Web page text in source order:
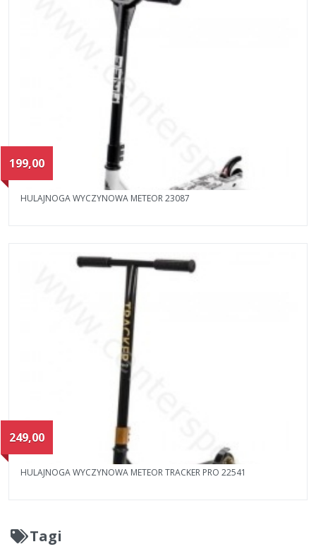
199,00
HULAJNOGA WYCZYNOWA METEOR 23087
249,00
HULAJNOGA WYCZYNOWA METEOR TRACKER PRO 22541
Tagi